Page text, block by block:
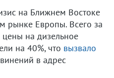
на Ближнем Востоке
рынке Европы. Всего за
на дизельное
на 40%, что вызвало
в адрес